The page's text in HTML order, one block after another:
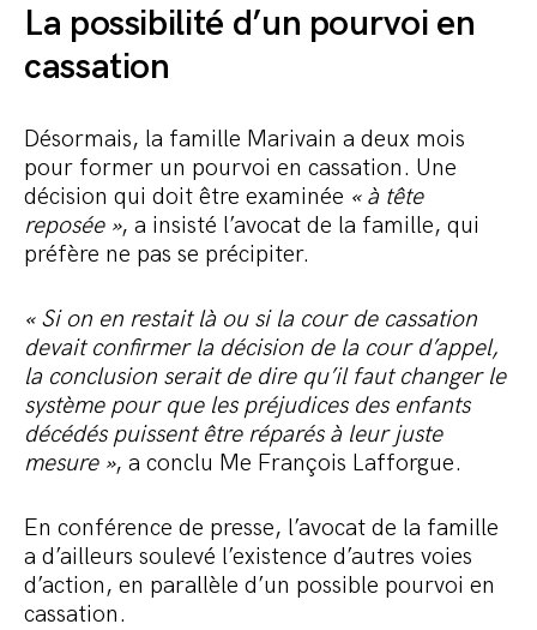
La possibilité d’un pourvoi en
cassation
Désormais, la famille Marivain a deux mois
pour former un pourvoi en cassation. Une
décision qui doit être examinée « à tête
reposée », a insisté l’avocat de la famille, qui
préfère ne pas se précipiter.
« Si on en restait là ou si la cour de cassation
devait confirmer la décision de la cour d’appel,
la conclusion serait de dire qu’il faut changer le
système pour que les préjudices des enfants
décédés puissent être réparés à leur juste
mesure », a conclu Me François Lafforgue.
En conférence de presse, l’avocat de la famille
a d’ailleurs soulevé l’existence d’autres voies
d’action, en parallèle d’un possible pourvoi en
cassation.